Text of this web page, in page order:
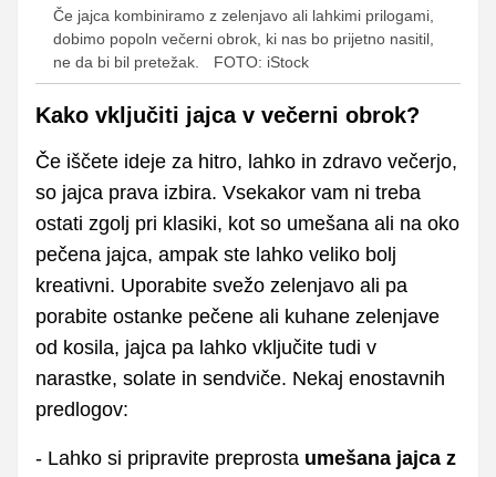
Če jajca kombiniramo z zelenjavo ali lahkimi prilogami,
dobimo popoln večerni obrok, ki nas bo prijetno nasitil,
ne da bi bil pretežak.
FOTO: iStock
Kako vključiti jajca v večerni obrok?
Če iščete ideje za hitro, lahko in zdravo večerjo,
so jajca prava izbira. Vsekakor vam ni treba
ostati zgolj pri klasiki, kot so umešana ali na oko
pečena jajca, ampak ste lahko veliko bolj
kreativni. Uporabite svežo zelenjavo ali pa
porabite ostanke pečene ali kuhane zelenjave
od kosila, jajca pa lahko vključite tudi v
narastke, solate in sendviče. Nekaj enostavnih
predlogov:
- Lahko si pripravite preprosta umešana jajca z